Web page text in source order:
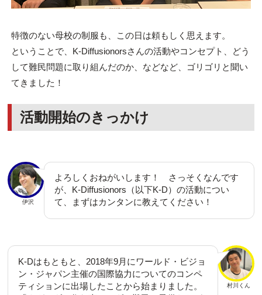
特徴のない母校の制服も、この日は頼もしく思えます。
ということで、K-Diffusionorsさんの活動やコンセプト、どう
して難民問題に取り組んだのか、などなど、ゴリゴリと聞い
てきました！
活動開始のきっかけ
伊沢
よろしくおねがいします！ さっそくなんです
が、K-Diffusionors（以下K-D）の活動につい
て、まずはカンタンに教えてください！
村川くん
K-Dはもともと、2018年9月にワールド・ビジョ
ン・ジャパン主催の国際協力についてのコンペ
ティションに出場したことから始まりました。